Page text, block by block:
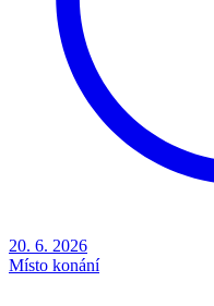
20. 6. 2026
Místo konání